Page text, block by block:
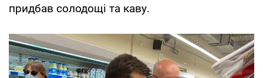
придбав солодощі та каву.